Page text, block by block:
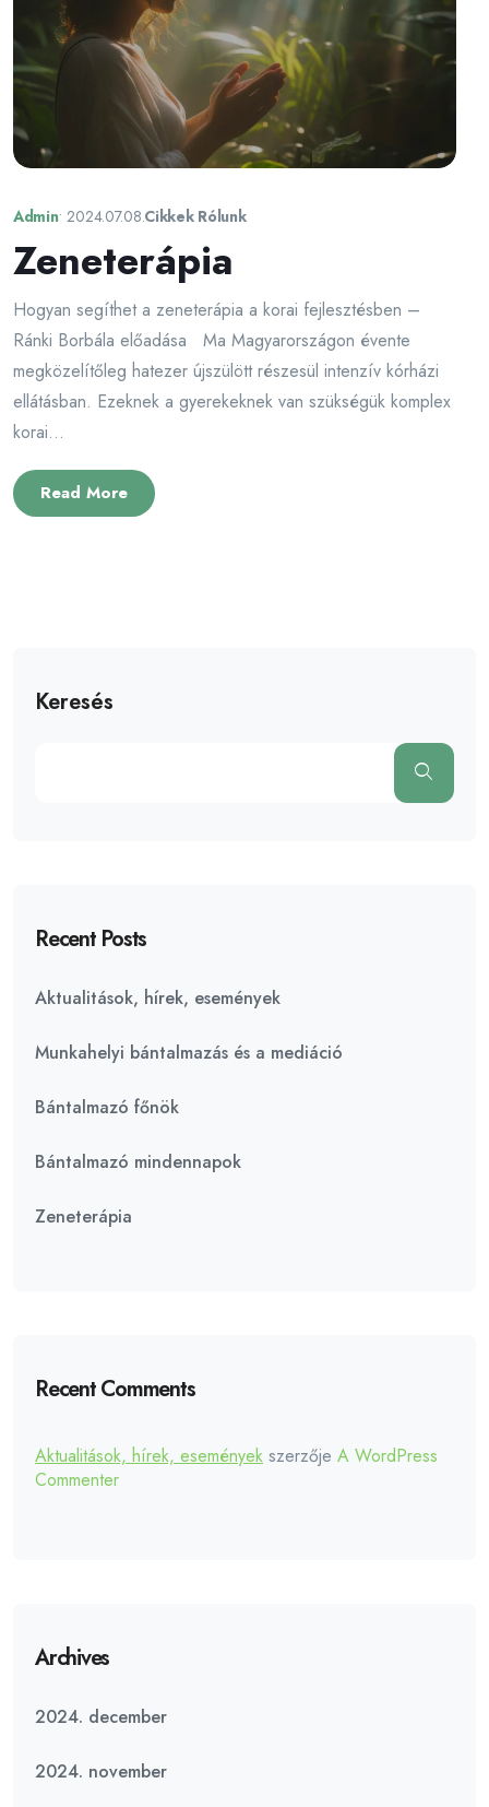
Admin• 2024.07.08.Cikkek Rólunk
Zeneterápia
Hogyan segíthet a zeneterápia a korai fejlesztésben –
Ránki Borbála előadása Ma Magyarországon évente
megközelítőleg hatezer újszülött részesül intenzív kórházi
ellátásban. Ezeknek a gyerekeknek van szükségük komplex
korai...
Read More
Keresés
Recent Posts
Aktualitások, hírek, események
Munkahelyi bántalmazás és a mediáció
Bántalmazó főnök
Bántalmazó mindennapok
Zeneterápia
Recent Comments
Aktualitások, hírek, események szerzője A WordPress
Commenter
Archives
2024. december
2024. november